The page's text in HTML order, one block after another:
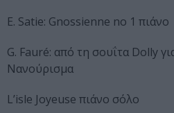
E. Satie: Gnossienne no 1 πιάνο
G. Fauré: από τη σουΐτα Dolly
Νανούρισμα
L’isle Joyeuse πιάνο σόλο